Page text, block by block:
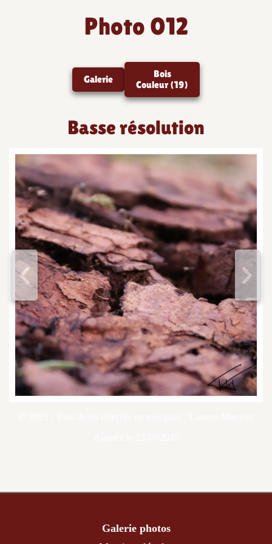
Photo 012
Galerie
Bois
Couleur (19)
Basse résolution
< >
Galerie photos